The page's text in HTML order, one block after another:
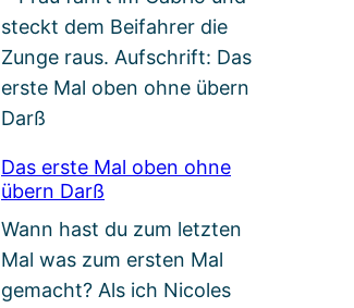
Das erste Mal oben ohne
übern Darß
Wann hast du zum letzten
Mal was zum ersten Mal
gemacht? Als ich Nicoles